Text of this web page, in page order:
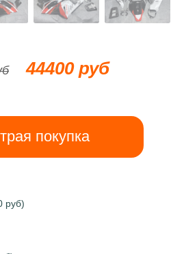
44400 руб
покупка
руб)